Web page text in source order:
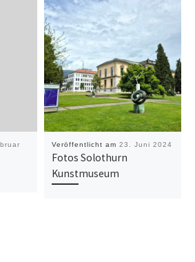
Veröffentlicht am23. Juni 2024
Fotos Solothurn
Kunstmuseum